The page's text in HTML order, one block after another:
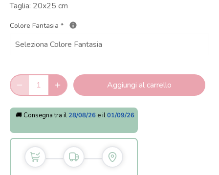
Taglia: 20x25 cm
Colore Fantasia *
Aggiungi al carrello
🚚 Consegna tra il 28/08/26 e il01/09/26